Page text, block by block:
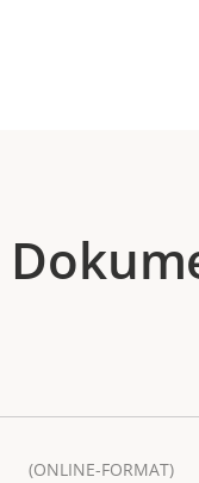
(ONLINE-FORMAT)